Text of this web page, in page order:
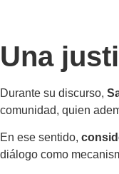
Una
Durante su discurso,
comunidad, quien
En ese sentido,
diálogo como